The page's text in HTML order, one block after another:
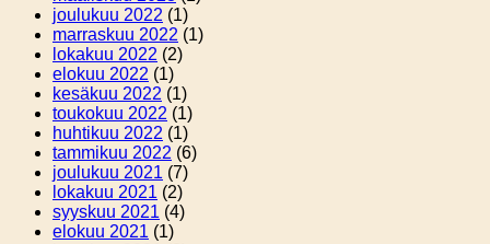
joulukuu 2022 (1)
marraskuu 2022 (1)
lokakuu 2022 (2)
elokuu 2022 (1)
kesäkuu 2022 (1)
toukokuu 2022 (1)
huhtikuu 2022 (1)
tammikuu 2022 (6)
joulukuu 2021 (7)
lokakuu 2021 (2)
syyskuu 2021 (4)
elokuu 2021 (1)